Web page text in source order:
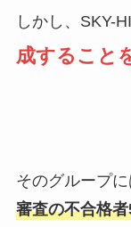
しかし、SKY-
成すること
そのグループ
審査の不合格